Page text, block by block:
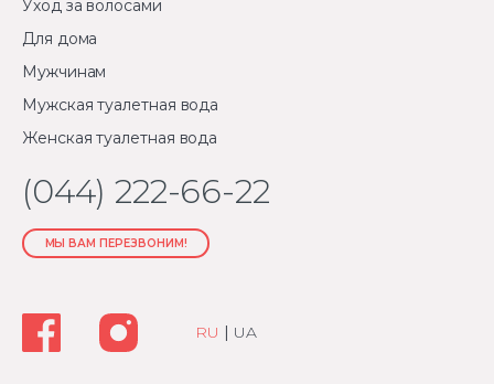
Уход за волосами
Для дома
Мужчинам
Мужская туалетная вода
Женская туалетная вода
(044) 222-66-22
МЫ ВАМ ПЕРЕЗВОНИМ!
RU | UA